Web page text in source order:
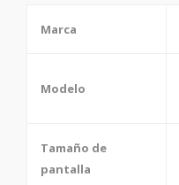
Marca
Modelo
Tamaño de
pantalla